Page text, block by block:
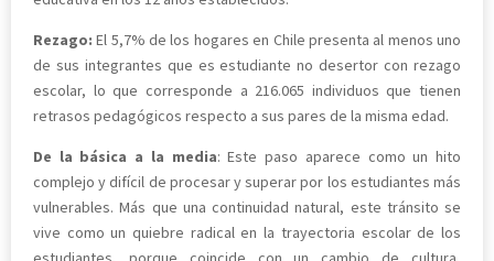
Rezago:El 5,7% de los hogares en Chile presenta al menos uno
de sus integrantes que es estudiante no desertor con rezago
escolar, lo que corresponde a 216.065 individuos que tienen
retrasos pedagógicos respecto a sus pares de la misma edad.
De la básica a la media: Este paso aparece como un hito
complejo y difícil de procesar y superar por los estudiantes más
vulnerables. Más que una continuidad natural, este tránsito se
vive como un quiebre radical en la trayectoria escolar de los